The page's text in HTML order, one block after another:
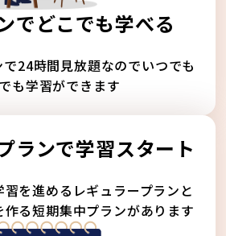
でどこでも学べる
24時間見放題なのでいつでも
も学習ができます
ランで学習スタート
を進めるレギュラープランと
る短期集中プランがあります